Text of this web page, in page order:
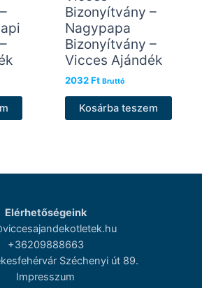
Bizonyítvány –
Nagypapa
Bizonyítvány –
Vicces Ajándék
2032Ft Bruttó
Kosárba teszem
Elérhetőségeink
+36209888663
Széchenyi út 89.
Impresszum